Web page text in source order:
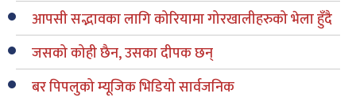
आपसी सद्भावका लागि कोरियामा गोरखालीहरुको भेला हुँदै
जसको कोही छैन, उसका दीपक छन्
बर पिपलुको म्यूजिक भिडियो सार्वजनिक